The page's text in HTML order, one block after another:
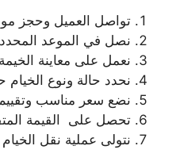
تواصل العميل وحجز
نصل في الموعد
نعمل على معاينة
نحدد حالة ونوع
نضع سعر مناسب
تحصل على القيمة
نتولى عملية نقل الخيام